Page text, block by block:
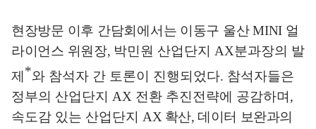
현장방문 이후 간담회에서는 이동구 울산MINI 얼
라이언스 위원장, 박민원 산업단지 AX분과장의 발
제 *와 참석자 간 토론이 진행되었다. 참석자들은
정부의 산업단지 AX 전환 추진전략에 공감하며 ,
속도감 있는 산업단지 AX 확산, 데이터 보완과의